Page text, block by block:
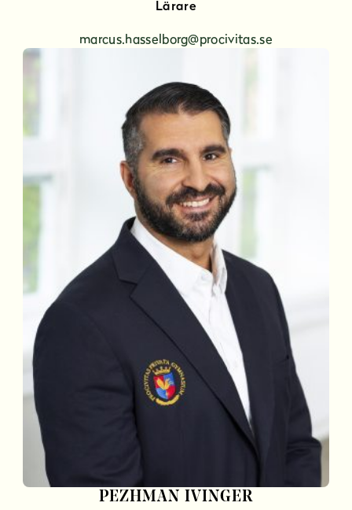
Lärare
marcus.hasselborg@procivitas.se
PEZHMAN IVINGER